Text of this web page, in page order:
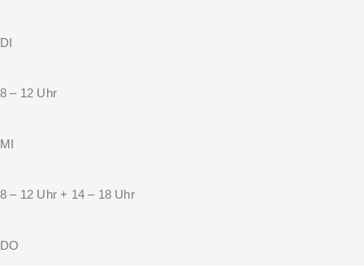
DI
8 – 12 Uhr
MI
8 – 12 Uhr + 14 – 18 Uhr
DO